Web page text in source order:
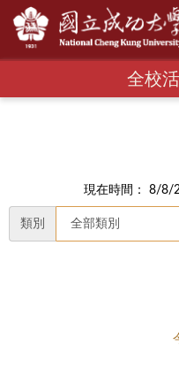
全校
現在時間： 8/8/
類別